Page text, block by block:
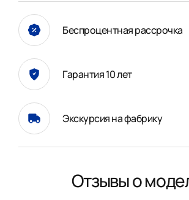
Беспроцентная рассрочка
Гарантия 10 лет
Экскурсия на фабрику
Отзывы о